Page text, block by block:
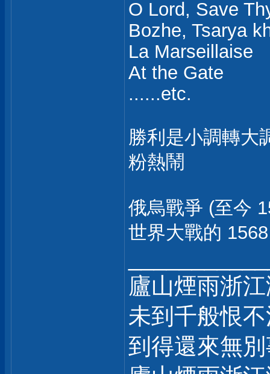
O Lord, Save
Bozhe, Tsarya
La Marseillaise
At the Gate
......etc.
勝利是小調轉大
粉熱鬧
俄烏戰爭 (至今
世界大戰的
廬山煙雨浙
未到千般恨
到得還來無